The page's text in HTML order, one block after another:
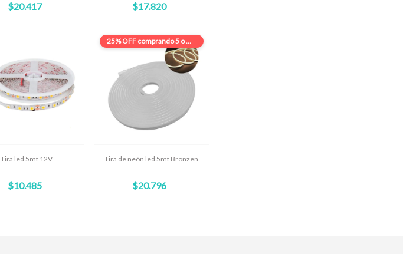
$20.417 $17.820
Tira led 5mt 12V
$10.485
Tira de neón led 5mt Bronzen
$20.796
25% OFF comprando 5 o más